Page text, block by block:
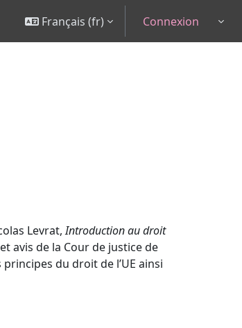
Français ‎(fr)‎ Connexion
Levrat,Introduction au droit
avis de la Cour de justice de
du droit de l’UE ainsi